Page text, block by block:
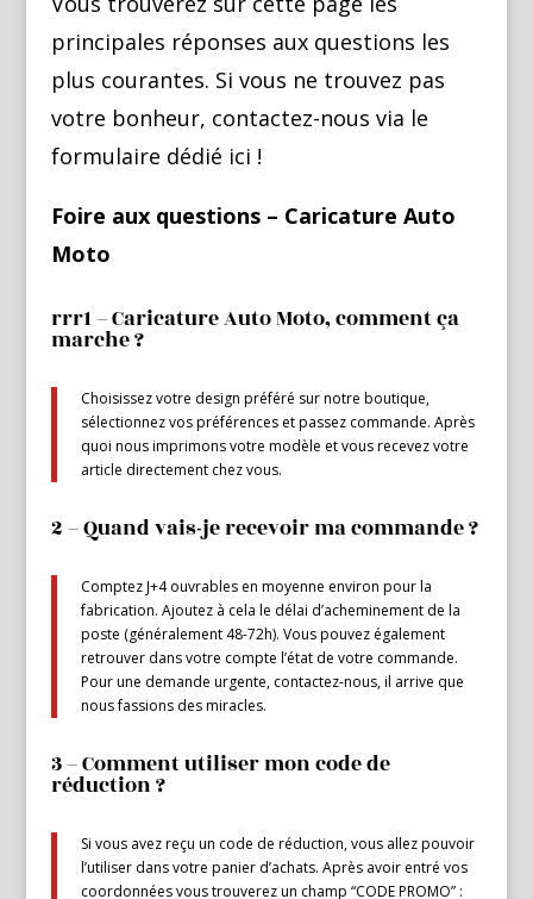
principales réponses aux questions les
plus courantes. Si vous ne trouvez pas
votre bonheur, contactez-nous via le
formulaire dédié ici !
Foire aux questions – Caricature Auto
Moto
rrr1 – Caricature Auto Moto, comment ça
marche ?
Choisissez votre design préféré sur notre boutique,
sélectionnez vos préférences et passez commande. Après
quoi nous imprimons votre modèle et vous recevez votre
article directement chez vous.
2 – Quand vais-je recevoir ma commande ?
Comptez J+4 ouvrables en moyenne environ pour la
fabrication. Ajoutez à cela le délai d’acheminement de la
poste (généralement 48-72h). Vous pouvez également
retrouver dans votre compte l’état de votre commande.
Pour une demande urgente, contactez-nous, il arrive que
nous fassions des miracles.
3 – Comment utiliser mon code de
réduction ?
Si vous avez reçu un code de réduction, vous allez pouvoir
l’utiliser dans votre panier d’achats. Après avoir entré vos
coordonnées vous trouverez un champ “CODE PROMO” :